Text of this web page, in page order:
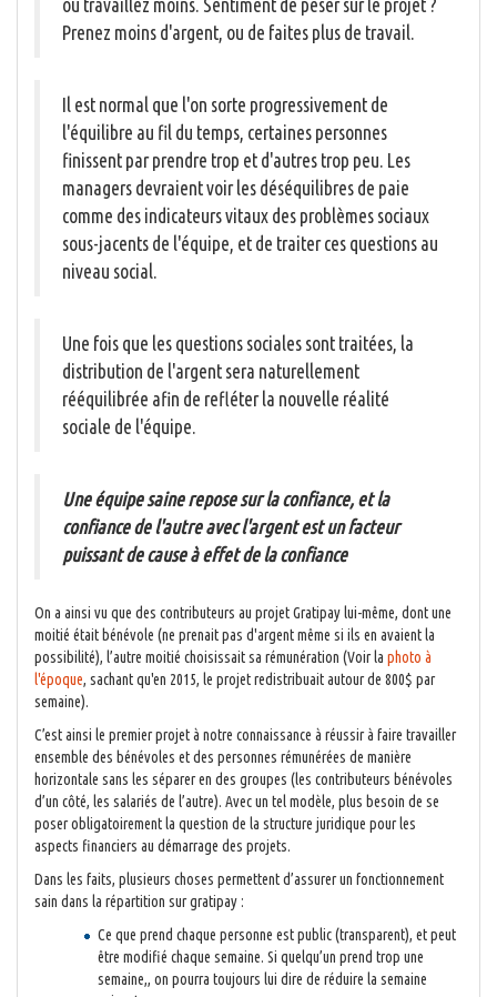
ou travaillez moins. Sentiment de peser sur le projet ?
Prenez moins d'argent, ou de faites plus de travail.
Il est normal que l'on sorte progressivement de
l'équilibre au fil du temps, certaines personnes
finissent par prendre trop et d'autres trop peu. Les
managers devraient voir les déséquilibres de paie
comme des indicateurs vitaux des problèmes sociaux
sous-jacents de l'équipe, et de traiter ces questions au
niveau social.
Une fois que les questions sociales sont traitées, la
distribution de l'argent sera naturellement
rééquilibrée afin de refléter la nouvelle réalité
sociale de l'équipe.
Une équipe saine repose sur la confiance, et la
confiance de l'autre avec l'argent est un facteur
puissant de cause à effet de la confiance
On a ainsi vu que des contributeurs au projet Gratipay lui-même, dont une
moitié était bénévole (ne prenait pas d'argent même si ils en avaient la
possibilité), l’autre moitié choisissait sa rémunération (Voir la photo à
l'époque, sachant qu'en 2015, le projet redistribuait autour de 800$ par
semaine).
C’est ainsi le premier projet à notre connaissance à réussir à faire travailler
ensemble des bénévoles et des personnes rémunérées de manière
horizontale sans les séparer en des groupes (les contributeurs bénévoles
d’un côté, les salariés de l’autre). Avec un tel modèle, plus besoin de se
poser obligatoirement la question de la structure juridique pour les
aspects financiers au démarrage des projets.
Dans les faits, plusieurs choses permettent d’assurer un fonctionnement
sain dans la répartition sur gratipay :
Ce que prend chaque personne est public (transparent), et peut
être modifié chaque semaine. Si quelqu’un prend trop une
semaine,, on pourra toujours lui dire de réduire la semaine